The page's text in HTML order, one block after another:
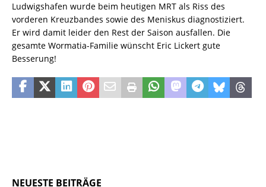
Ludwigshafen wurde beim heutigen MRT als Riss des
vorderen Kreuzbandes sowie des Meniskus diagnostiziert.
Er wird damit leider den Rest der Saison ausfallen. Die
gesamte Wormatia-Familie wünscht Eric Lickert gute
Besserung!
NEUESTE BEITRÄGE